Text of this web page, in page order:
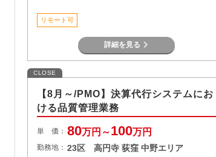
リモート可
詳細を見る
CLOSE
【8月～/PMO】決算代行システムにお
ける品質管理業務
単 価： 80万円～100万円
勤務地： 23区 高円寺 荻窪 中野エリア